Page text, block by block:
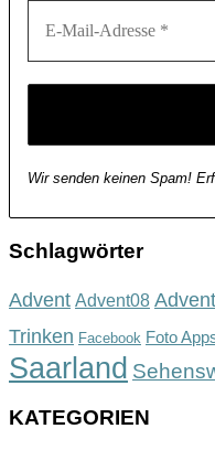
Wir senden keinen Spam!
Schlagwörter
Advent Advent08
Trinken Facebook Foto
Saarland
KATEGORIEN